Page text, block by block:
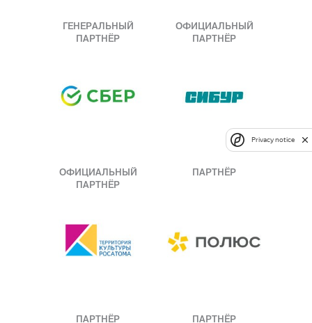
ГЕНЕРАЛЬНЫЙ
ПАРТНЁР
ОФИЦИАЛЬНЫЙ
ПАРТНЁР
ОФИЦИАЛЬНЫЙ
ПАРТНЁР
ПАРТНЁР
ПАРТНЁР ПАРТНЁР
Privacy notice